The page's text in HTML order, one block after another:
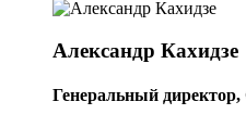
Александр Кахидзе
Генеральный